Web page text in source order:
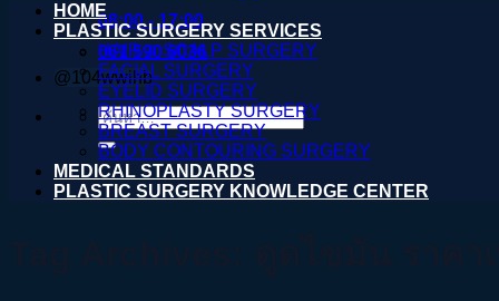
08:00 - 17:00
061 590 6036
@104wwihb
ค้นหา:
HOME
PLASTIC SURGERY SERVICES
HAIR & SCALP SURGERY
FACIAL SURGERY
EYELID SURGERY
RHINOPLASTY SURGERY
BREAST SURGERY
BODY CONTOURING SURGERY
MEDICAL STANDARDS
PLASTIC SURGERY KNOWLEDGE CENTER